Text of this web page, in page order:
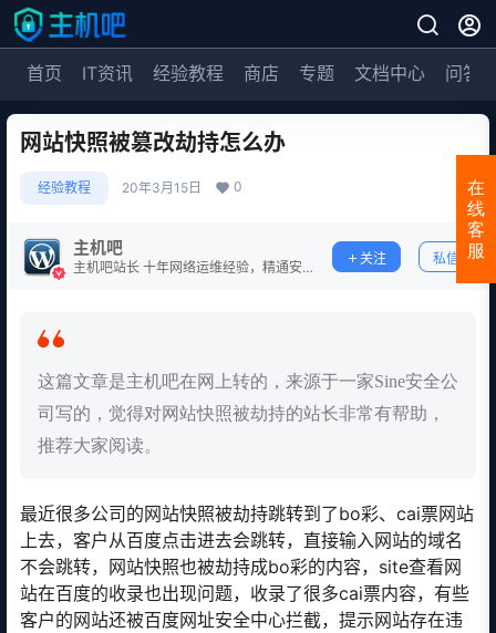
首页 IT资讯 经验教程 商店 专题 文档中心 问答
网站快照被篡改劫持怎么办
经验教程 20年3月15日 0
主机吧
主机吧站长 十年网络运维经验，精通安
关注 私信
这篇文章是主机吧在网上转的，来源于一家Sine安全公
司写的，觉得对网站快照被劫持的站长非常有帮助，
推荐大家阅读。
最近很多公司的网站快照被劫持跳转到了bo彩、cai票网站
上去，客户从百度点击进去会跳转，直接输入网站的域名
不会跳转，网站快照也被劫持成bo彩的内容，site查看网
站在百度的收录也出现问题，收录了很多cai票内容，有些
客户的网站还被百度网址安全中心拦截，提示网站存在违
在
线
客
服